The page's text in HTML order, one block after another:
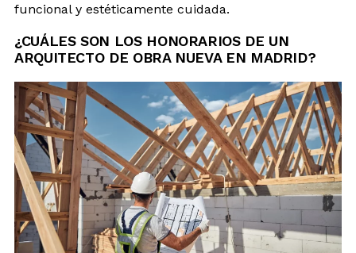
funcional y estéticamente cuidada.
¿CUÁLES SON LOS HONORARIOS DE UN
ARQUITECTO DE OBRA NUEVA EN MADRID?